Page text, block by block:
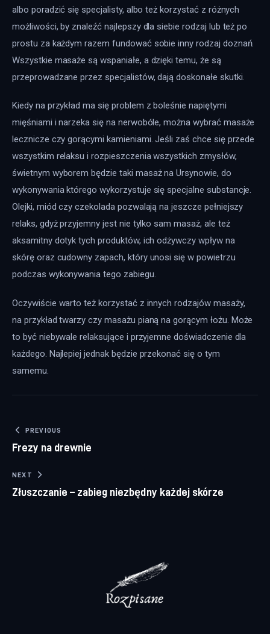
albo poradzić się specjalisty, albo też korzystać z różnych
możliwości, by znaleźć najlepszy dla siebie rodzaj lub też po
prostu za każdym razem fundować sobie inny rodzaj doznań.
Wszystkie masaże są wspaniałe, a dzięki temu, że są
przeprowadzane przez specjalistów, dają doskonałe skutki.
Kiedy na przykład ma się problem z boleśnie napiętymi
mięśniami i narzeka się na nerwobóle, można wybrać masaże
lecznicze czy gorącymi kamieniami. Jeśli zaś chce się przede
wszystkim relaksu i rozpieszczenia wszystkich zmysłów,
świetnym wyborem będzie taki masaż na Ursynowie, do
wykonywania którego wykorzystuje się specjalne substancje.
Olejki, miód czy czekolada pozwalają na jeszcze pełniejszy
relaks, gdyż przyjemny jest nie tylko sam masaż, ale też
aksamitny dotyk tych produktów, ich odżywczy wpływ na
skórę oraz cudowny zapach, który unosi się w powietrzu
podczas wykonywania tego zabiegu.
Oczywiście warto też korzystać z innych rodzajów masaży,
na przykład twarzy czy masażu pianą na gorącym łożu. Może
to być niebywale relaksujące i przyjemne doświadczenie dla
każdego. Najlepiej jednak będzie przekonać się o tym
samemu.
Nawigacja wpisu
PREVIOUS
Frezy na drewnie
NEXT
Złuszczanie – zabieg niezbędny każdej skórze